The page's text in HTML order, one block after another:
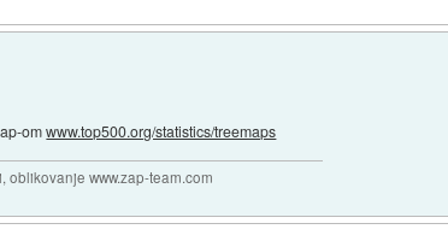
omwww.top500.org/statistics/treemaps
oblikovanje www.zap-team.com